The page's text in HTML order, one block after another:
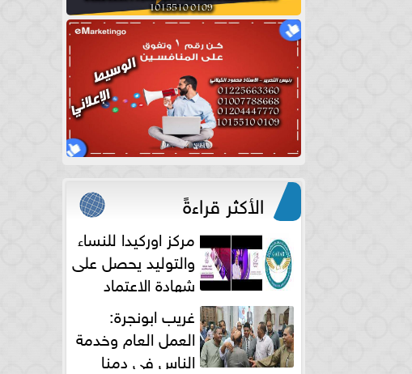
الأكثر قراءةً
مركز اوركيدا للنساء
والتوليد يحصل على
شهادة الاعتماد
الكامل
غريب ابونجرة:
العمل العام وخدمة
الناس فى دمنا